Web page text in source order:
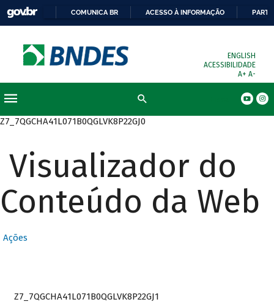
COMUNICA BR ACESSO À INFORMAÇÃO
ENGLISH
ACESSIBILIDADE
A+ A-
Z7_7QGCHA41L071B0QGLVK8P22GJ0
Visualizador do
Conteúdo da Web
Ações
Z7_7QGCHA41L071B0QGLVK8P22GJ1